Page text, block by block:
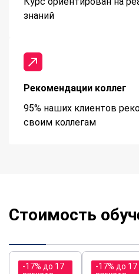
знаний
Рекомендации коллег
95% наших клиентов
своим коллегам
Стоимость
-17% до 17
-17% до 17